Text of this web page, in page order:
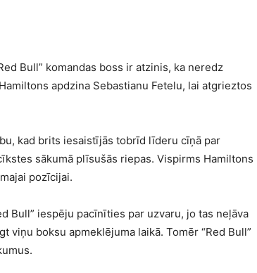
Bull” komandas boss ir atzinis, ka neredz
apdzina Sebastianu Fetelu, lai atgrieztos
kad brits iesaistījās tobrīd līderu cīņā par
sākumā plīsušās riepas. Vispirms Hamiltons
pozīcijai.
Bull” iespēju pacīnīties par uzvaru, jo tas neļāva
viņu boksu apmeklējuma laikā. Tomēr “Red Bull”